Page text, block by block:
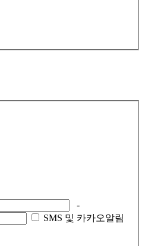
-
SMS 및 카카오알림